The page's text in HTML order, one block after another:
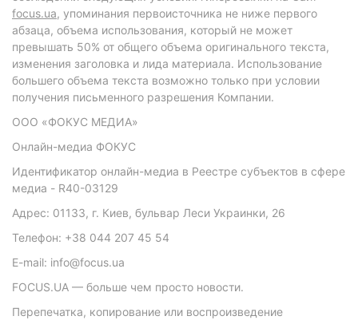
focus.ua, упоминания первоисточника не ниже первого
абзаца, объема использования, который не может
превышать 50% от общего объема оригинального текста,
изменения заголовка и лида материала. Использование
большего объема текста возможно только при условии
получения письменного разрешения Компании.
ООО «ФОКУС МЕДИА»
Онлайн-медиа ФОКУС
Идентификатор онлайн-медиа в Реестре субъектов в сфере
медиа - R40-03129
Адрес: 01133, г. Киев, бульвар Леси Украинки, 26
Телефон: +38 044 207 45 54
E-mail: info@focus.ua
FOCUS.UA — больше чем просто новости.
Перепечатка, копирование или воспроизведение